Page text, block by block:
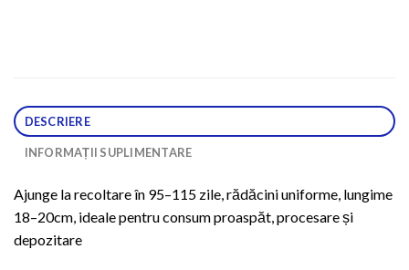
DESCRIERE
INFORMAȚII SUPLIMENTARE
Ajunge la recoltare în 95–115 zile, rădăcini uniforme, lungime
18–20cm, ideale pentru consum proaspăt, procesare și
depozitare